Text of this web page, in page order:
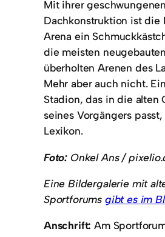
Mit ihrer geschwungenen
Dachkonstruktion ist die
Arena ein
die meisten
überholten Arenen des
Mehr aber auch nicht.
Stadion, das in die alten
seines Vorgängers
Lexikon.
Foto: Onkel Ans /
Eine Bildergalerie mit
Sportforums gibt es im
Anschrift:Am